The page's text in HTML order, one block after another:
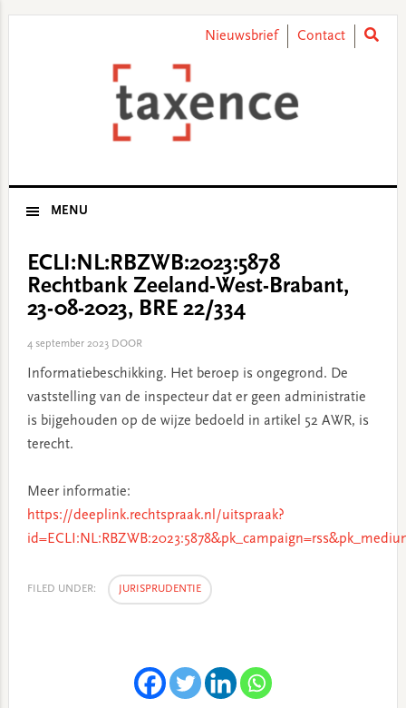
Nieuwsbrief Contact
MENU
ECLI:NL:RBZWB:2023:5878
Rechtbank Zeeland-West-Brabant,
23-08-2023, BRE 22/334
4 september 2023DOOR
Informatiebeschikking. Het beroep is ongegrond. De
vaststelling van de inspecteur dat er geen administratie
is bijgehouden op de wijze bedoeld in artikel 52 AWR, is
terecht.
Meer informatie:
https://deeplink.rechtspraak.nl/uitspraak?
FILED UNDER: JURISPRUDENTIE